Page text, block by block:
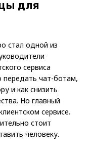
для
стал одной из
сервиса
чат-ботам,
и как снизить
Но главный
сервисе.
стоит
человеку.